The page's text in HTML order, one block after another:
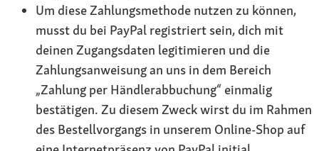
Um diese Zahlungsmethode nutzen zu können,
musst du bei PayPal registriert sein, dich mit
deinen Zugangsdaten legitimieren und die
Zahlungsanweisung an uns in dem Bereich
„Zahlung per Händlerabbuchung“ einmalig
bestätigen. Zu diesem Zweck wirst du im Rahmen
des Bestellvorgangs in unserem Online-Shop auf